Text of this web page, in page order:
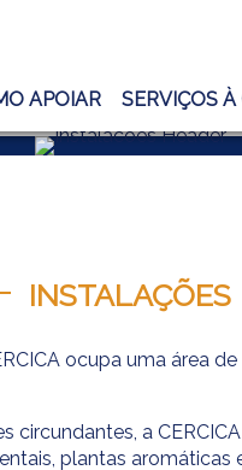
APOIAR SERVIÇOS
INSTALAÇÕES
ocupa uma área
circundantes, a
plantas